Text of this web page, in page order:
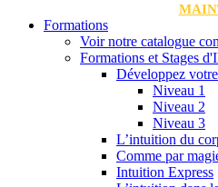
Formations
Voir notre catalogue
Formations et Stages
Développez
Niveau 1
Niveau 2
Niveau 3
L’intuition du
Comme par
Intuition Express